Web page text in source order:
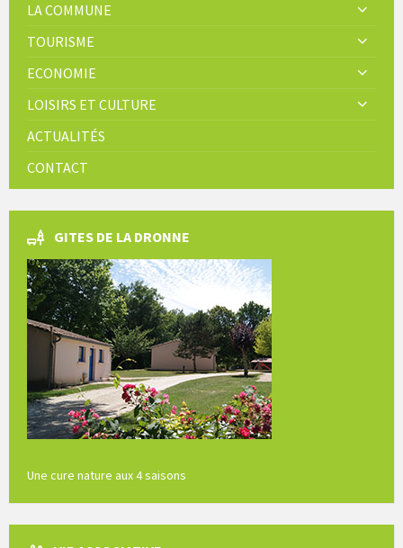
LA COMMUNE
TOURISME
ECONOMIE
LOISIRS ET CULTURE
ACTUALITÉS
CONTACT
GITES DE LA DRONNE
Une cure nature aux 4 saisons